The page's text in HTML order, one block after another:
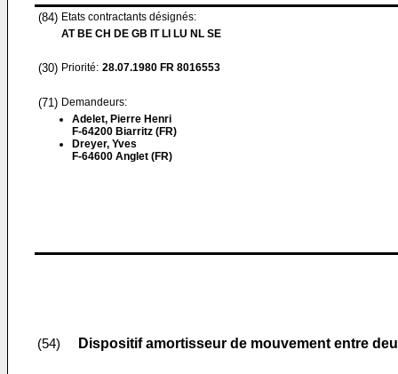
(84) Etats contractants désignés:
AT BE CH DE GB IT LI LU NL SE
(30) Priorité: 28.07.1980 FR 8016553
(71) Demandeurs:
Adelet, Pierre Henri
F-64200 Biarritz (FR)
Dreyer, Yves
F-64600 Anglet (FR)
(54) Dispositif amortisseur de mouvement entre